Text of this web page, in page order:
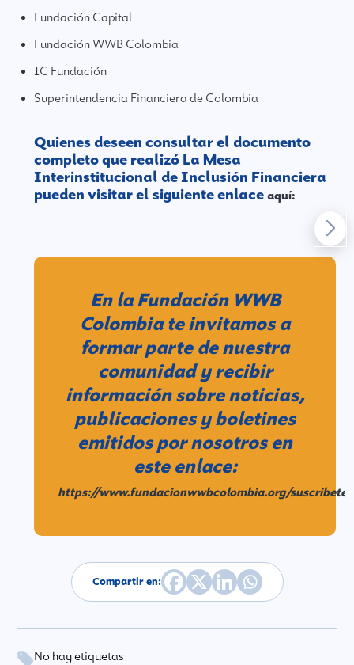
Fundación Capital
Fundación WWB Colombia
IC Fundación
Superintendencia Financiera de Colombia
Quienes deseen consultar el documento
completo que realizó La Mesa
Interinstitucional de Inclusión Financiera
pueden visitar el siguiente enlaceaquí:
En la Fundación WWB
Colombia te invitamos a
formar parte de nuestra
comunidad y recibir
información sobre noticias,
publicaciones y boletines
emitidos por nosotros en
este enlace:
https://www.fundacionwwbcolombia.org/suscribete.
Compartir en:
No hay etiquetas